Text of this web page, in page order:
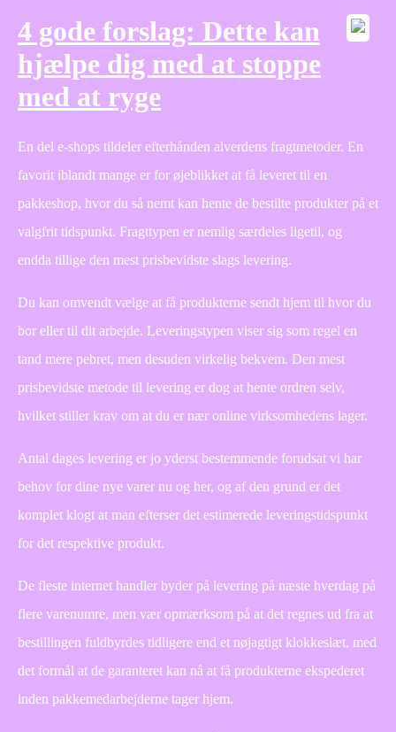
4 gode forslag: Dette kan
hjælpe dig med at stoppe
med at ryge
En del e-shops tildeler efterhånden alverdens fragtmetoder. En
favorit iblandt mange er for øjeblikket at få leveret til en
pakkeshop, hvor du så nemt kan hente de bestilte produkter på et
valgfrit tidspunkt. Fragttypen er nemlig særdeles ligetil, og
endda tillige den mest prisbevidste slags levering.
Du kan omvendt vælge at få produkterne sendt hjem til hvor du
bor eller til dit arbejde. Leveringstypen viser sig som regel en
tand mere pebret, men desuden virkelig bekvem. Den mest
prisbevidste metode til levering er dog at hente ordren selv,
hvilket stiller krav om at du er nær online virksomhedens lager.
Antal dages levering er jo yderst bestemmende forudsat vi har
behov for dine nye varer nu og her, og af den grund er det
komplet klogt at man efterser det estimerede leveringstidspunkt
for det respektive produkt.
De fleste internet handler byder på levering på næste hverdag på
flere varenumre, men vær opmærksom på at det regnes ud fra at
bestillingen fuldbyrdes tidligere end et nøjagtigt klokkeslæt, med
det formål at de garanteret kan nå at få produkterne ekspederet
inden pakkemedarbejderne tager hjem.